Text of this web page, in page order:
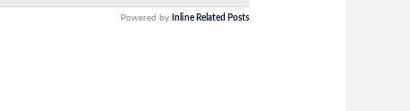
Powered by Inline Related Posts